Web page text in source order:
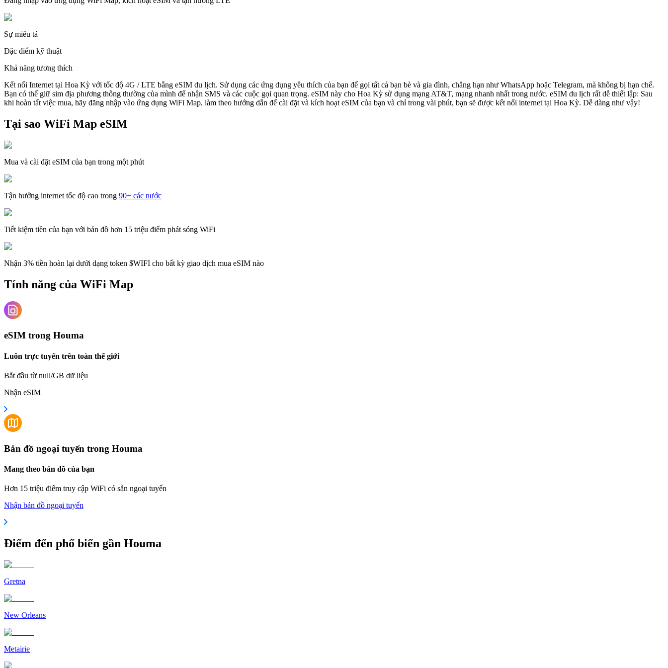
Sự miêu tả
Đặc điểm kỹ thuật
Khả năng tương thích
Kết nối Internet tại Hoa Kỳ với tốc độ 4G / LTE bằng eSIM du lịch. Sử dụng các ứng dụng yêu thích của bạn để gọi tất cả bạn bè và gia đình, chẳng hạn như WhatsApp hoặc Telegram, mà không bị hạn chế.
Bạn có thể giữ sim địa phương thông thường của mình để nhận SMS và các cuộc gọi quan trọng. eSIM này cho Hoa Kỳ sử dụng mạng AT&T, mạng nhanh nhất trong nước. eSIM du lịch rất dễ thiết lập: Sau
khi hoàn tất việc mua, hãy đăng nhập vào ứng dụng WiFi Map, làm theo hướng dẫn để cài đặt và kích hoạt eSIM của bạn và chỉ trong vài phút, bạn sẽ được kết nối internet tại Hoa Kỳ. Dễ dàng như vậy!
Tại sao WiFi Map eSIM
Mua và cài đặt eSIM của bạn trong một phút
Tận hưởng internet tốc độ cao trong 90+ các nước
Tiết kiệm tiền của bạn với bản đồ hơn 15 triệu điểm phát sóng WiFi
Nhận 3% tiền hoàn lại dưới dạng token $WIFI cho bất kỳ giao dịch mua eSIM nào
Tính năng của WiFi Map
eSIM trong Houma
Luôn trực tuyến trên toàn thế giới
Bắt đầu từ null/GB dữ liệu
Nhận eSIM
Bản đồ ngoại tuyến trong Houma
Mang theo bản đồ của bạn
Hơn 15 triệu điểm truy cập WiFi có sẵn ngoại tuyến
Nhận bản đồ ngoại tuyến
Điểm đến phổ biến gần Houma
Gretna
New Orleans
Metairie